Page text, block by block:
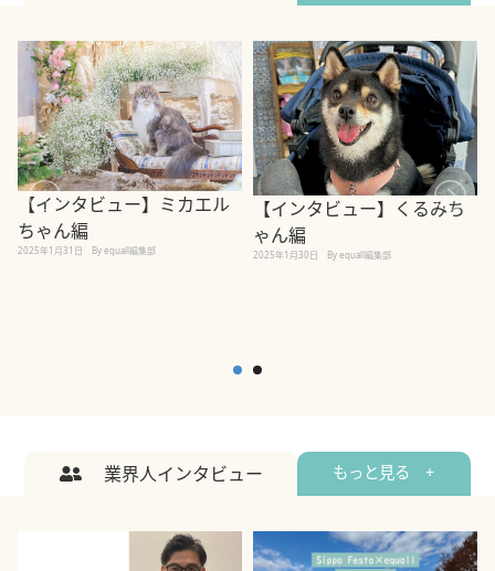
【インタビュー】ミカエル
ちゃん編
2025年1月31日 By equall編集部
【インタビュー】くるみち
ゃん編
2025年1月30日 By equall編集部
業界人インタビュー もっと見る +